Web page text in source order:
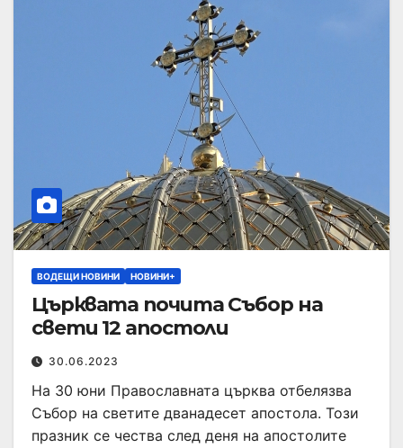
ВОДЕЩИ НОВИНИ НОВИНИ+
Църквата почита Събор на
свети 12 апостоли
30.06.2023
На 30 юни Православната църква отбелязва
Събор на светите дванадесет апостола. Този
празник се чества след деня на апостолите